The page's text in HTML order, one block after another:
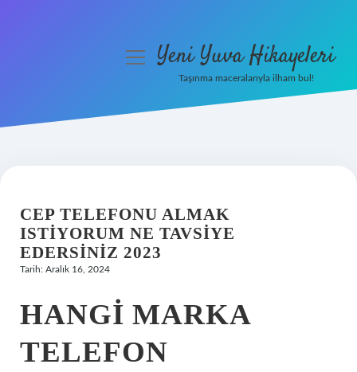
Hakkımızda
menüyüYeni Yuva Hikayeleri
Taşınma maceralarıyla ilham bul!
CEP TELEFONU ALMAK
ISTIYORUM NE TAVSIYE
EDERSINIZ 2023
Tarih: Aralık 16, 2024
HANGI MARKA
TELEFON